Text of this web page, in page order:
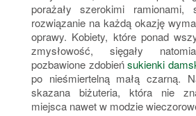
porażały szerokimi ramionami,
rozwiązanie na każdą okazję
oprawy. Kobiety, które ponad
zmysłowość, sięgały
pozbawione zdobieńsukienki
po nieśmiertelną małą czarną.
skazana biżuteria, która nie
miejsca nawet w modzie